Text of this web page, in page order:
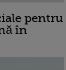
pentru
în